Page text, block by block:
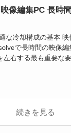
像編集PC 長時
な冷却構成の基本
で長時間の映像
左右する最も重要な
続きを見る